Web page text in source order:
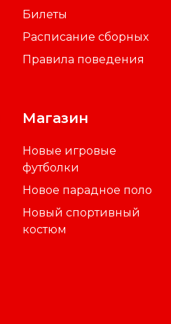
Билеты
Расписание сборных
Правила поведения
Магазин
Новые игровые
футболки
Новое парадное поло
Новый спортивный
костюм